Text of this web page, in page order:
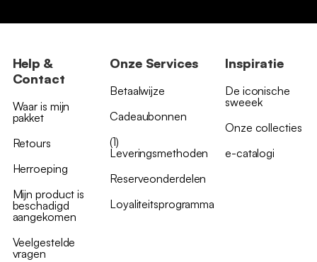
Help &
Contact
Waar is mijn
pakket
Retours
Herroeping
Mijn product is
beschadigd
aangekomen
Veelgestelde
vragen
Onze Services
Betaalwijze
Cadeaubonnen
(1)
Leveringsmethoden
Reserveonderdelen
Loyaliteitsprogramma
Inspiratie
De iconische
sweeek
Onze collecties
e-catalogi